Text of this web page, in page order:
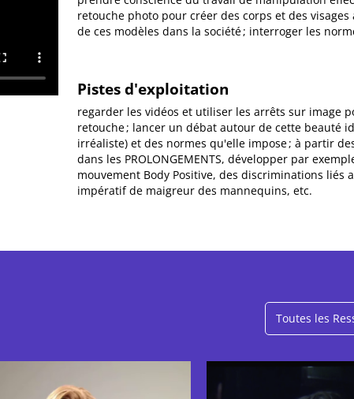
retouche photo pour créer des corps et des
de ces modèles dans la société ; interroger les
Pistes d'exploitation
regarder les vidéos et utiliser les arrêts sur image
retouche ; lancer un débat autour de cette beauté
irréaliste) et des normes qu'elle impose ; à partir
dans les PROLONGEMENTS, développer par
mouvement Body Positive, des discriminations liés
impératif de maigreur des mannequins, etc.
Toutes les